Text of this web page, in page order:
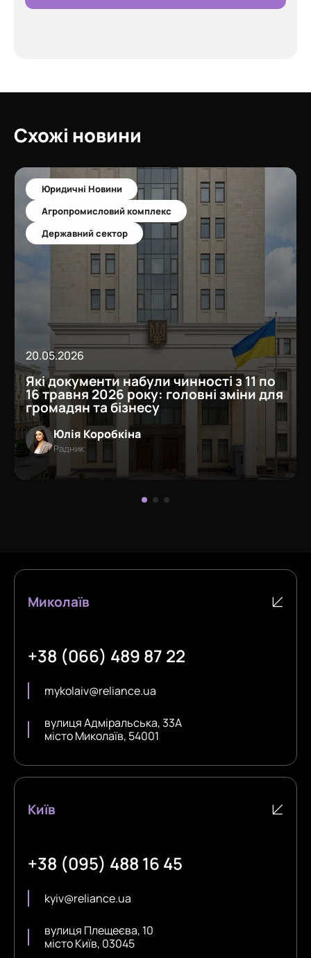
Схожі новини
Юридичні Новини
Агропромисловий комплекс
Державний сектор
20.05.2026
Які документи набули чинності з 11 по
16 травня 2026 року: головні зміни для
громадян та бізнесу
Юлія Коробкіна
Радник
Миколаїв
+38 (066) 489 87 22
mykolaiv@reliance.ua
вулиця Адміральська, 33А
місто Миколаїв, 54001
Київ
+38 (095) 488 16 45
kyiv@reliance.ua
вулиця Плещеєва, 10
місто Київ, 03045